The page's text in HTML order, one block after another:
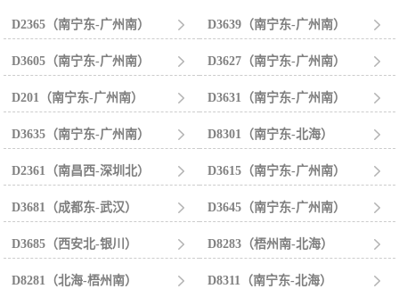
D2365（南宁东-广州南）  D3639（南宁东-广州南） 
D3605（南宁东-广州南）  D3627（南宁东-广州南） 
D201（南宁东-广州南）  D3631（南宁东-广州南） 
D3635（南宁东-广州南）  D8301（南宁东-北海） 
D2361（南昌西-深圳北）  D3615（南宁东-广州南） 
D3681（成都东-武汉）  D3645（南宁东-广州南） 
D3685（西安北-银川）  D8283（梧州南-北海） 
D8281（北海-梧州南）  D8311（南宁东-北海） 